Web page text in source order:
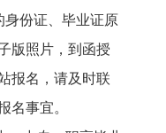
份证、毕业证原
版照片，到函授
报名，请及时联
名事宜。